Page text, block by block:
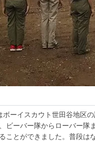
ボーイスカウト世田谷地区
ビーバー隊からローバー
ことができました。普段は